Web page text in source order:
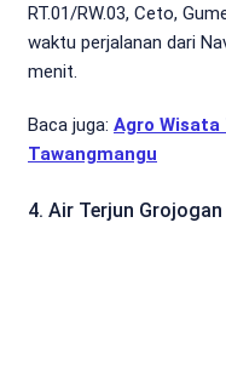
RT.01/RW.03, Ceto,
waktu perjalanan dari
menit.
Baca juga: Agro Wisata
Tawangmangu
4. Air Terjun Grojogan